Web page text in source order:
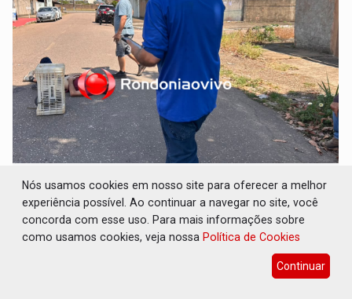
VÍDEO: Colisão entre motos deixa dois
feridos próximo ao Skate Parque
Polícia 06 de Agosto de 2026 às 11:00
Homem que avançou a preferencial ficou em estado mais
Nós usamos cookies em nosso site para oferecer a melhor
experiência possível. Ao continuar a navegar no site, você
concorda com esse uso. Para mais informações sobre
como usamos cookies, veja nossa Política de Cookies
Continuar